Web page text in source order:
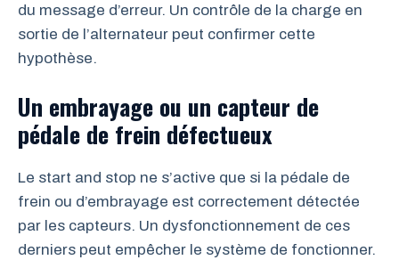
du message d’erreur. Un contrôle de la charge en
sortie de l’alternateur peut confirmer cette
hypothèse.
Un embrayage ou un capteur de
pédale de frein défectueux
Le start and stop ne s’active que si la pédale de
frein ou d’embrayage est correctement détectée
par les capteurs. Un dysfonctionnement de ces
derniers peut empêcher le système de fonctionner.